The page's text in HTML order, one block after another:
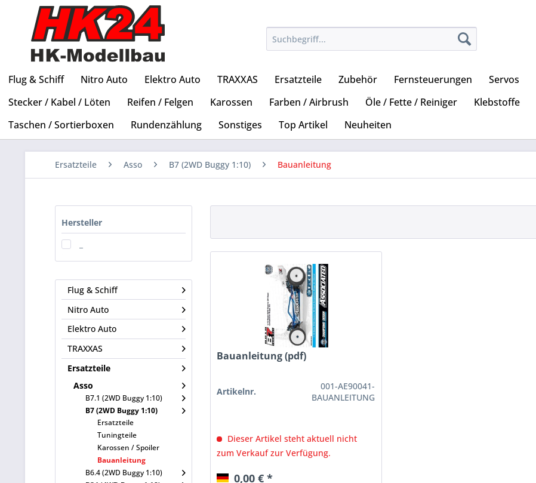
Flug & Schiff Nitro Auto Elektro Auto TRAXXAS Ersatzteile Zubehör Fernsteuerungen Servos
Stecker / Kabel / Löten
Reifen / Felgen Karossen Farben / Airbrush Öle / Fette / Reiniger Klebstoffe
Taschen / Sortierboxen
Rundenzählung Sonstiges Top Artikel Neuheiten
Ersatzteile Asso B7 (2WD Buggy 1:10) Bauanleitung
Hersteller
Flug & Schiff
Nitro Auto
Elektro Auto
TRAXXAS
Ersatzteile
Asso
B7.1 (2WD Buggy 1:10)
B7 (2WD Buggy 1:10)
Ersatzteile
Tuningteile
Karossen / Spoiler
Bauanleitung
B6.4 (2WD Buggy 1:10)
Bauanleitung (pdf)
Artikelnr.
001-AE90041-
BAUANLEITUNG
Dieser Artikel steht aktuell nicht
zum Verkauf zur Verfügung.
0,00 € *